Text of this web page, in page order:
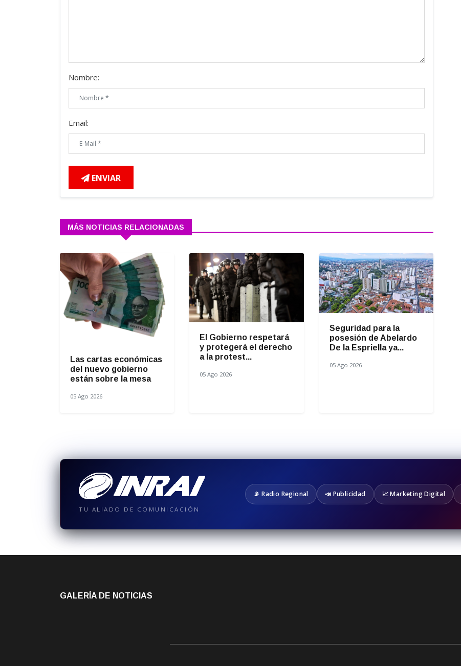
Nombre:
Email:
ENVIAR
MÁS NOTICIAS RELACIONADAS
Las cartas económicas
del nuevo gobierno
están sobre la mesa
05 Ago 2026
El Gobierno respetará
y protegerá el derecho
a la protest...
05 Ago 2026
Seguridad para la
posesión de Abelardo
De la Espriella ya...
05 Ago 2026
TU ALIADO DE COMUNICACIÓN
📡 Radio Regional 📣 Publicidad 📈 Marketing Digital
GALERÍA DE NOTICIAS